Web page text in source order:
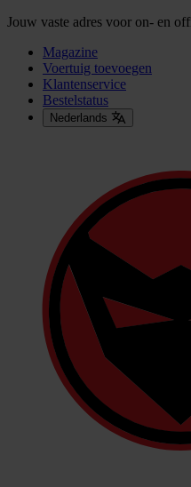
Jouw vaste adres voor on- en
Magazine
Voertuig toevoegen
Klantenservice
Bestelstatus
Nederlands